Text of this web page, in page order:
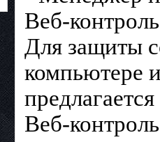
Веб-контроль
Для защиты
компьютере
Веб-